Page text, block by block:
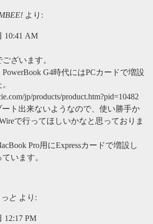
より:
10:41 AM
ざいます。
G4時代にはPCカードで増設
jp/products/product.htm?pid=10482
ート出来ないようなので、使い勝手か
で行ってほしいかなと思っておりま
Pro用にExpressカードで増設し
います。
と より:
12:17 PM